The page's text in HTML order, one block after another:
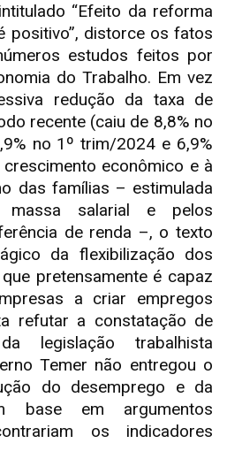
“Efeito da reforma
positivo”, distorce os fatos
estudos feitos por
do Trabalho. Em vez
redução da taxa de
recente (caiu de 8,8% no
no 1º trim/2024 e 6,9%
econômico e à
das famílias – estimulada
salarial e pelos
de renda –, o texto
da flexibilização dos
pretensamente é capaz
a criar empregos
refutar a constatação de
legislação trabalhista
Temer não entregou o
do desemprego e da
base em argumentos
os indicadores